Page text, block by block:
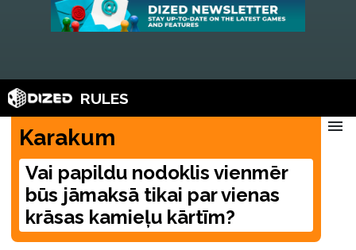
RULES
Karakum
Vai papildu nodoklis vienmēr
būs jāmaksā tikai par vienas
krāsas kamieļu kārtīm?
menu